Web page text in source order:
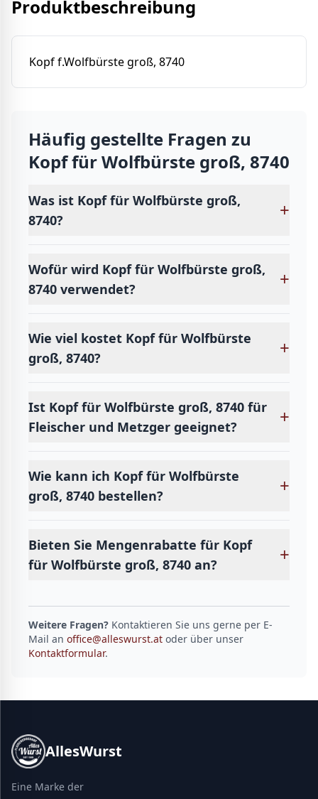
Produktbeschreibung
Kopf f.Wolfbürste groß, 8740
Häufig gestellte Fragen zu
Kopf für Wolfbürste groß, 8740
Was ist Kopf für Wolfbürste groß,
8740?
+
Wofür wird Kopf für Wolfbürste groß,
8740 verwendet?
+
Wie viel kostet Kopf für Wolfbürste
groß, 8740?
+
Ist Kopf für Wolfbürste groß, 8740 für
Fleischer und Metzger geeignet?
+
Wie kann ich Kopf für Wolfbürste
groß, 8740 bestellen?
+
Bieten Sie Mengenrabatte für Kopf
für Wolfbürste groß, 8740 an?
+
Weitere Fragen? Kontaktieren Sie uns gerne per E-
Mail an office@alleswurst.at oder über unser
Kontaktformular.
AllesWurst
Eine Marke der